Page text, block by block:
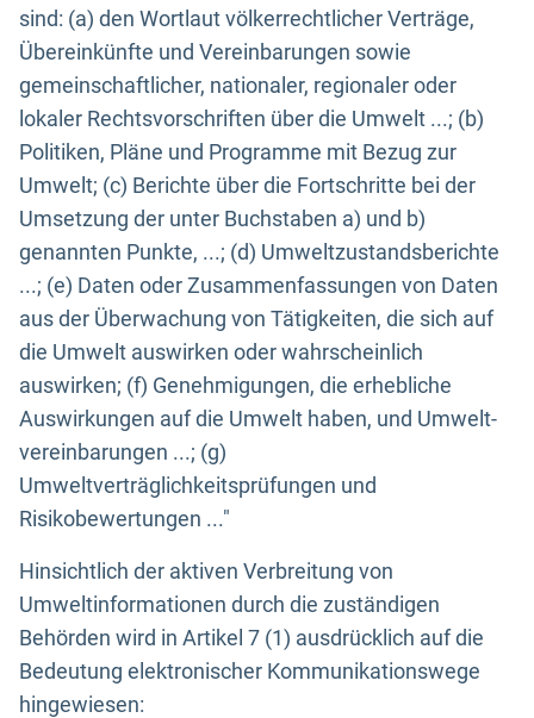
sind: (a) den Wortlaut völkerrechtlicher Verträge,
Übereinkünfte und Vereinbarungen sowie
gemeinschaftlicher, nationaler, regionaler oder
lokaler Rechtsvorschriften über die Umwelt ...; (b)
Politiken, Pläne und Programme mit Bezug zur
Umwelt; (c) Berichte über die Fortschritte bei der
Umsetzung der unter Buchstaben a) und b)
genannten Punkte, ...; (d) Umweltzustandsberichte
...; (e) Daten oder Zusammenfassungen von Daten
aus der Überwachung von Tätigkeiten, die sich auf
die Umwelt auswirken oder wahrscheinlich
auswirken; (f) Genehmigungen, die erhebliche
Auswirkungen auf die Umwelt haben, und Umwelt-
vereinbarungen ...; (g)
Umweltverträglichkeitsprüfungen und
Risikobewertungen ..."
Hinsichtlich der aktiven Verbreitung von
Umweltinformationen durch die zuständigen
Behörden wird in Artikel 7 (1) ausdrücklich auf die
Bedeutung elektronischer Kommunikationswege
hingewiesen: